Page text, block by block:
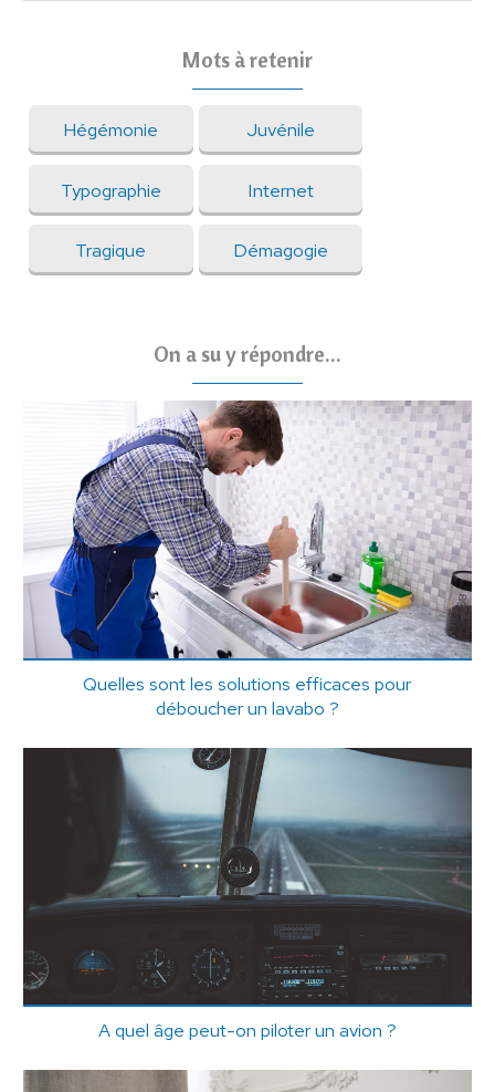
Mots à retenir
Hégémonie Juvénile
Typographie Internet
Tragique Démagogie
On a su y répondre...
Quelles sont les solutions efficaces pour
déboucher un lavabo ?
A quel âge peut-on piloter un avion ?